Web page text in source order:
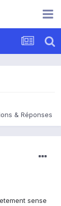
& Réponses
sense